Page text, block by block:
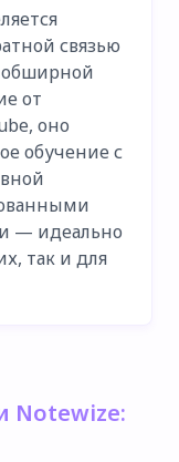
связью
от
оно
обучение с
— идеально
так и для
Notewize: